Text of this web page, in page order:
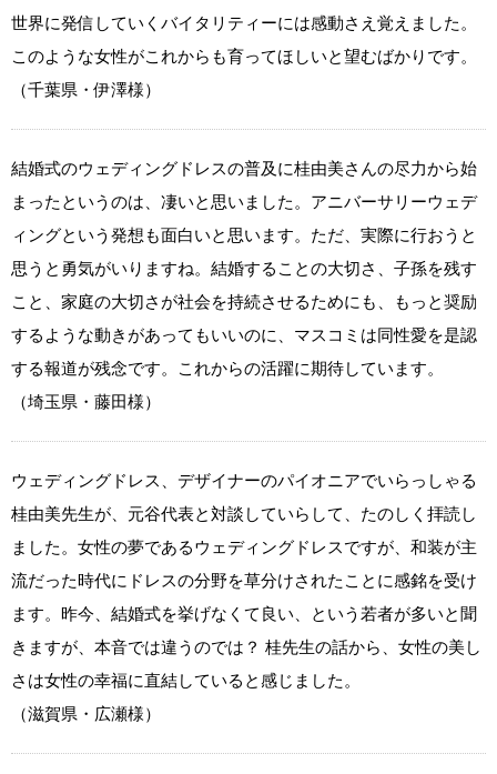
世界に発信していくバイタリティーには感動さえ覚えました。
このような女性がこれからも育ってほしいと望むばかりです。
（千葉県・伊澤様）
結婚式のウェディングドレスの普及に桂由美さんの尽力から始
まったというのは、凄いと思いました。アニバーサリーウェデ
ィングという発想も面白いと思います。ただ、実際に行おうと
思うと勇気がいりますね。結婚することの大切さ、子孫を残す
こと、家庭の大切さが社会を持続させるためにも、もっと奨励
するような動きがあってもいいのに、マスコミは同性愛を是認
する報道が残念です。これからの活躍に期待しています。
（埼玉県・藤田様）
ウェディングドレス、デザイナーのパイオニアでいらっしゃる
桂由美先生が、元谷代表と対談していらして、たのしく拝読し
ました。女性の夢であるウェディングドレスですが、和装が主
流だった時代にドレスの分野を草分けされたことに感銘を受け
ます。昨今、結婚式を挙げなくて良い、という若者が多いと聞
きますが、本音では違うのでは？ 桂先生の話から、女性の美し
さは女性の幸福に直結していると感じました。
（滋賀県・広瀬様）